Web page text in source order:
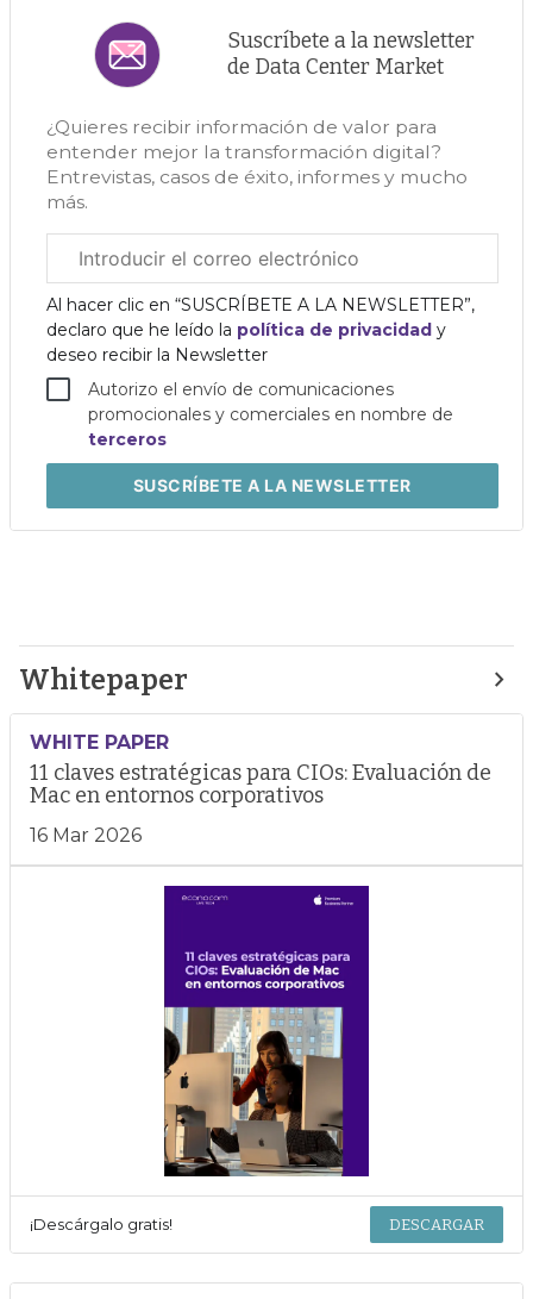
Suscríbete a la newsletter
de Data Center Market
¿Quieres recibir información de valor para
entender mejor la transformación digital?
Entrevistas, casos de éxito, informes y mucho
más.
electrónico
corporativo
Al hacer clic en “SUSCRÍBETE A LA NEWSLETTER”,
declaro que he leído la política de privacidad y
deseo recibir la Newsletter
Autorizo el envío de comunicaciones
promocionales y comerciales en nombre de
terceros
SUSCRÍBETEA LA NEWSLETTER
Whitepaper
WHITE PAPER
11 claves estratégicas para CIOs: Evaluación de
Mac en entornos corporativos
16 Mar 2026
¡Descárgalo gratis! DESCARGAR